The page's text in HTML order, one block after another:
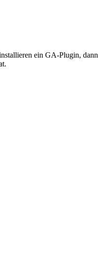
ein GA-Plugin,